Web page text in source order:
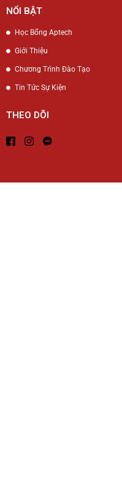
NỔI BẬT
Học Bổng Aptech
Giới Thiệu
Chương Trình Đào Tạo
Tin Tức Sự Kiện
THEO DÕI